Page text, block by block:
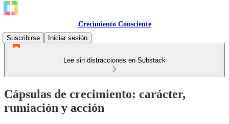
Crecimiento Consciente
Suscribirse
Iniciar sesión
Lee sin distracciones en Substack
Cápsulas de crecimiento: carácter,
rumiación y acción